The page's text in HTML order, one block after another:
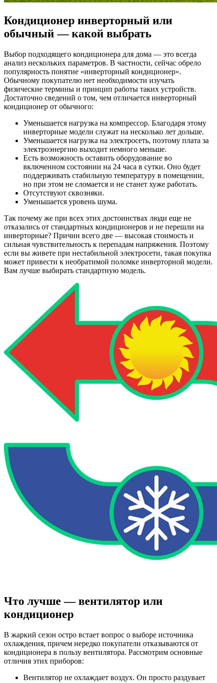
Кондиционер инверторный или
обычный — какой выбрать
Выбор подходящего кондиционера для дома — это всегда
анализ нескольких параметров. В частности, сейчас обрело
популярность понятие «инверторный кондиционер».
Обычному покупателю нет необходимости изучать
физические термины и принцип работы таких устройств.
Достаточно сведений о том, чем отличается инверторный
кондиционер от обычного:
Уменьшается нагрузка на компрессор. Благодаря этому
инверторные модели служат на несколько лет дольше.
Уменьшается нагрузка на электросеть, поэтому плата за
электроэнергию выходит немного меньше.
Есть возможность оставить оборудование во
включенном состоянии на 24 часа в сутки. Оно будет
поддерживать стабильную температуру в помещении,
но при этом не сломается и не станет хуже работать.
Отсутствуют сквозняки.
Уменьшается уровень шума.
Так почему же при всех этих достоинствах люди еще не
отказались от стандартных кондиционеров и не перешли на
инверторные? Причин всего две — высокая стоимость и
сильная чувствительность к перепадам напряжения. Поэтому
если вы живете при нестабильной электросети, такая покупка
может привести к необратимой поломке инверторной модели.
Вам лучше выбирать стандартную модель.
Что лучше — вентилятор или
кондиционер
В жаркий сезон остро встает вопрос о выборе источника
охлаждения, причем нередко покупатели отказываются от
кондиционера в пользу вентилятора. Рассмотрим основные
отличия этих приборов:
Вентилятор не охлаждает воздух. Он просто раздувает